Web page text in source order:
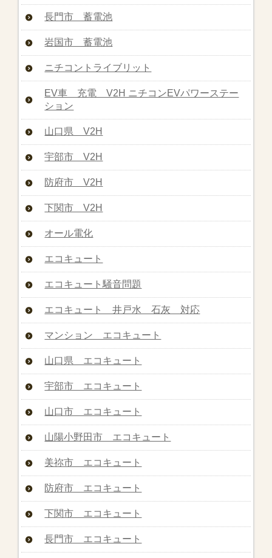
長門市 蓄電池
岩国市 蓄電池
ニチコントライブリット
EV車 充電 V2H ニチコンEVパワーステー
ション
山口県 V2H
宇部市 V2H
防府市 V2H
下関市 V2H
オール電化
エコキュート
エコキュート騒音問題
エコキュート 井戸水 石灰 対応
マンション エコキュート
山口県 エコキュート
宇部市 エコキュート
山口市 エコキュート
山陽小野田市 エコキュート
美祢市 エコキュート
防府市 エコキュート
下関市 エコキュート
長門市 エコキュート